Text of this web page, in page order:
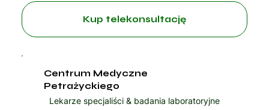
Kup telekonsultację
Centrum Medyczne
Petrażyckiego
Lekarze specjaliści & badania laboratoryjne